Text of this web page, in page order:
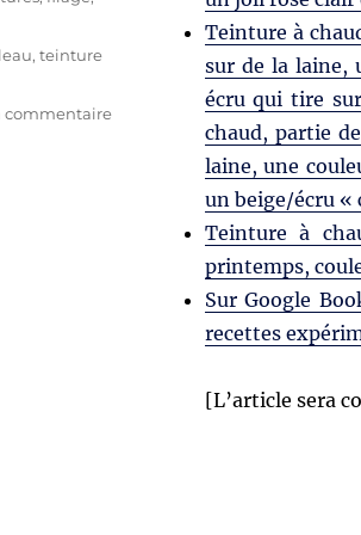
Teinture à
sur de la laine,
écru qui tire
chaud, partie
laine, une
un beige/écru «
Teinture à
printemps,
Sur Google
recettes
[L’article sera
,teinture
commentairesur